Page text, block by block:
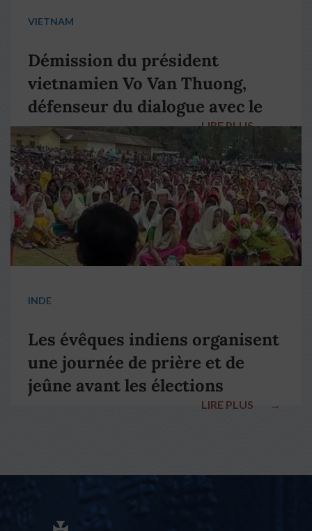
VIETNAM
Démission du président
vietnamien Vo Van Thuong,
défenseur du dialogue avec le
pape François
LIRE PLUS →
INDE
Les évêques indiens organisent
une journée de prière et de
jeûne avant les élections
LIRE PLUS →